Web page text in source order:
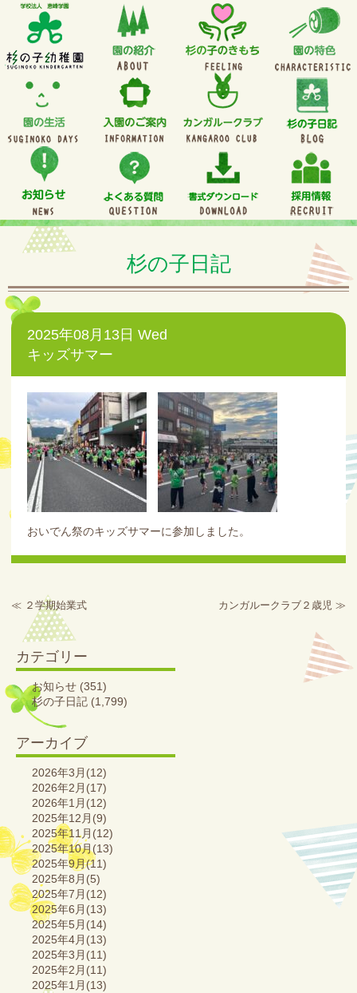
杉の子日記
2025年08月13日 Wed
キッズサマー
おいでん祭のキッズサマーに参加しました。
≪ ２学期始業式 カンガルークラブ２歳児≫
カテゴリー
お知らせ (351)
杉の子日記 (1,799)
アーカイブ
2026年3月(12)
2026年2月(17)
2026年1月(12)
2025年12月(9)
2025年11月(12)
2025年10月(13)
2025年9月(11)
2025年8月(5)
2025年7月(12)
2025年6月(13)
2025年5月(14)
2025年4月(13)
2025年3月(11)
2025年2月(11)
2025年1月(13)